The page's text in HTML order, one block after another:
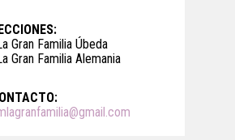
Gran Familia Úbeda
Gran Familia Alemania